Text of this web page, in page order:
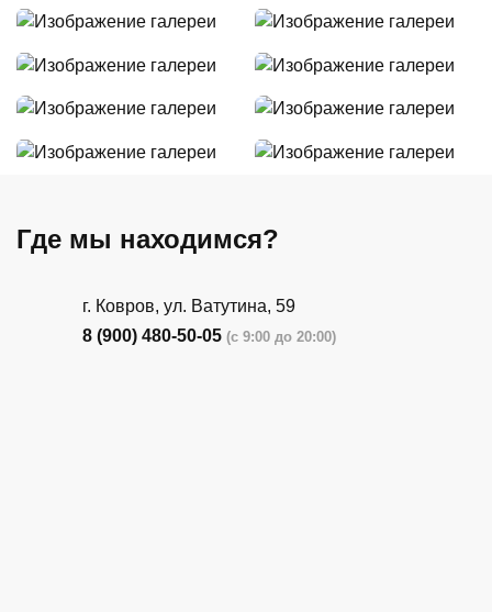
Где мы находимся?
г. Ковров, ул. Ватутина, 59
8 (900) 480-50-05 (с 9:00 до 20:00)